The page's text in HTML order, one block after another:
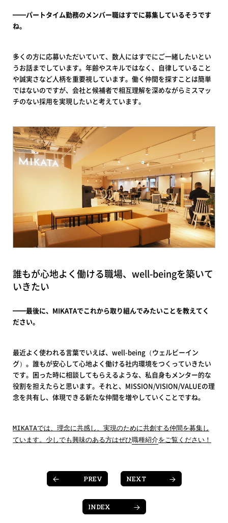
━━パートタイム勤務のメンバー職はすでに募集しているそうです
ね。
多くの方に応募いただいていて、数人にはすでにご一緒したいとい
うお話までしています。年齢やスキルではなく、自律していること
や誠実さなど人柄を重要視しています。働く仲間を探すことは簡単
ではないのですが、会社と候補者で相互理解を深めながらミスマッ
チのない採用を実現したいと考えています。
誰もが心地よく働ける職場、well-beingを築いて
いきたい
━━最後に、MIKATAでこれから取り組んでみたいことを教えてく
ださい。
最近よく使われる言葉でいえば、well-being（ウェルビーイン
グ）。誰もが安心して心地よく働ける社内環境をつくっていきたい
です。困った時に相談してもらえるような、私自身もメンター的な
役割を担えたらと思います。それと、MISSION/VISION/VALUEの理
念を共有し、体現できる新たな仲間を増やしていくことですね。
MIKATAでは、理念に共感し、実現のために共創する仲間を募集し
ています。少しでも興味のある方はぜひ職種紹介をご覧ください！
PREV NEXT
INDEX